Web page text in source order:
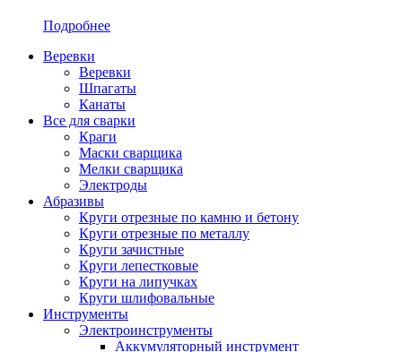
Подробнее
Веревки
Веревки
Шпагаты
Канаты
Все для сварки
Краги
Маски сварщика
Мелки сварщика
Электроды
Абразивы
Круги отрезные по камню и бетону
Круги отрезные по металлу
Круги зачистные
Круги лепестковые
Круги на липучках
Круги шлифовальные
Инструменты
Электроинструменты
Аккумуляторный инструмент